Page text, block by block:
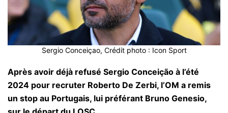
Sergio Conceiçao, Crédit photo : Icon Sport
Après avoir déjà refusé Sergio Conceição à l’été
2024 pour recruter Roberto De Zerbi, l’OM a remis
un stop au Portugais, lui préférant Bruno Genesio,